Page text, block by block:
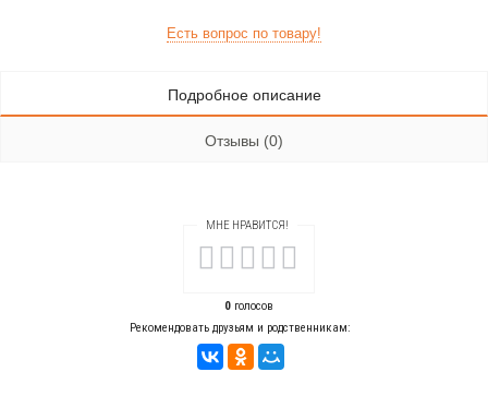
Есть вопрос по товару!
Подробное описание
Отзывы (0)
МНЕ НРАВИТСЯ!
0голосов
Рекомендовать друзьям и родственникам: